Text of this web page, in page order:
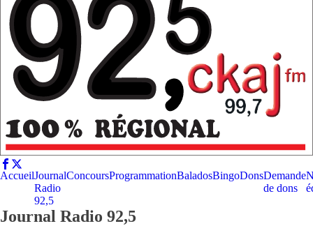
AccueilJournal
Radio
92,5
ConcoursProgrammationBaladosBingoDonsDemande
de dons
Journal Radio 92,5